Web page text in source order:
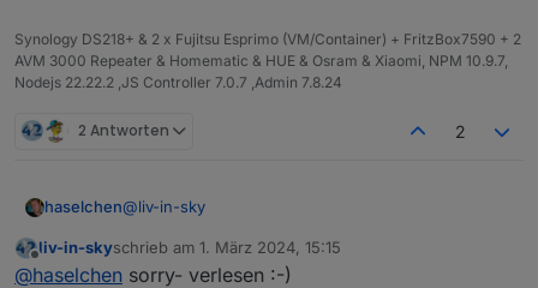
Synology DS218+ & 2 x Fujitsu Esprimo (VM/Container) + FritzBox7590 + 2
AVM 3000 Repeater & Homematic & HUE & Osram & Xiaomi, NPM 10.9.7,
Nodejs 22.22.2 ,JS Controller 7.0.7 ,Admin 7.8.24
2 Antworten 2
haselchen@liv-in-sky
Ich hab kein Problem ?!
Offline
liv-in-skyschrieb am 1. März 2024, 15:15
zuletzt editiert von
@haselchen sorry- verlesen :-)